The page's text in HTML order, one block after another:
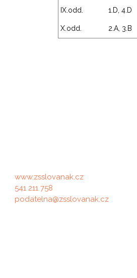
IX.odd. 1.D, 4.D
X.odd. 2.A, 3.B
www.zsslovanak.cz
541 211 758
podatelna@zsslovanak.cz